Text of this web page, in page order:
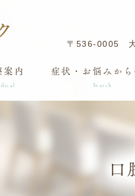
〒536-0005
内 症状・お悩みか
Search
口